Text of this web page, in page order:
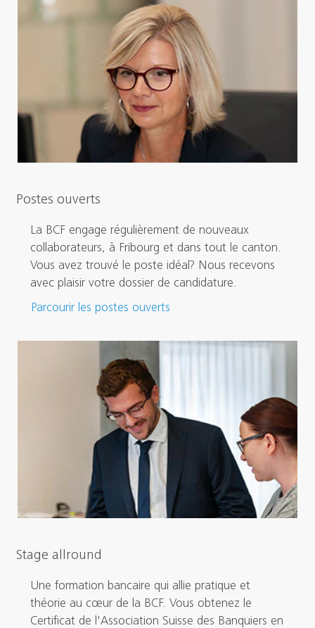
Postes ouverts
La BCF engage régulièrement de nouveaux
collaborateurs, à Fribourg et dans tout le canton.
Vous avez trouvé le poste idéal? Nous recevons
avec plaisir votre dossier de candidature.
Parcourir les postes ouverts
Stage allround
Une formation bancaire qui allie pratique et
théorie au cœur de la BCF. Vous obtenez le
Certificat de l'Association Suisse des Banquiers en